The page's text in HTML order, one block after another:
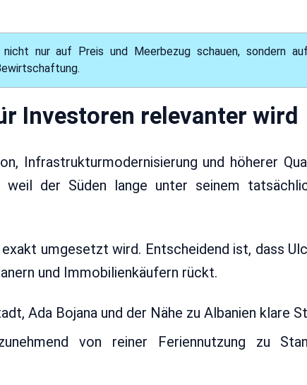
nur auf Preis und Meerbezug schauen, sondern
Investoren relevanter wird
Infrastrukturmodernisierung und höherer
der Süden lange unter seinem
umgesetzt wird. Entscheidend ist, dass
und Immobilienkäufern rückt.
Ada Bojana und der Nähe zu Albanien klare
von reiner Feriennutzung zu